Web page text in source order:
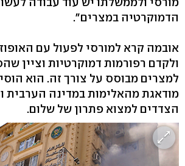
הדמוקרטיה במצרים".
אובמה קרא למורסי לפעול עם
ולקדם רפורמות דמוקרטיות וציין
למצרים מבוסס על צורך זה. הוא
מודאגת מהאלימות במדינה הערבית
הצדדים למצוא פתרון של שלום.